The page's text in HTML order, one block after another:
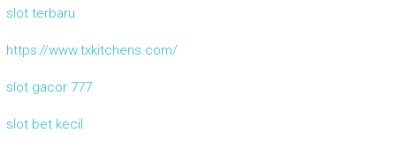
slot terbaru
https://www.txkitchens.com/
slot gacor 777
slot bet kecil